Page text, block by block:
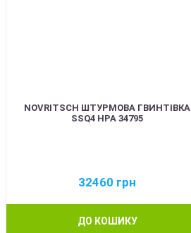
NOVRITSCH ШТУРМОВА ГВИНТІВКА
SSQ4 HPA 34795
32460 грн
ДО КОШИКУ